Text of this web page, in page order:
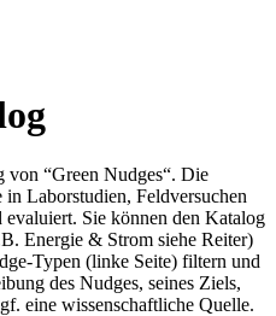
von “Green Nudges“. Die
Laborstudien, Feldversuchen
evaluiert. Sie können den Katalog
Energie & Strom siehe Reiter)
Typen (linke Seite) filtern und
des Nudges, seines Ziels,
eine wissenschaftliche Quelle.